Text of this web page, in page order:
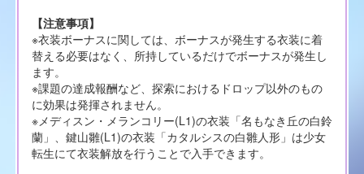
【注意事項】
※衣装ボーナスに関しては、ボーナスが発生する衣装に着
替える必要はなく、所持しているだけでボーナスが発生し
ます。
※課題の達成報酬など、探索におけるドロップ以外のもの
に効果は発揮されません。
※メディスン・メランコリー(L1)の衣装「名もなき丘の白鈴
蘭」、鍵山雛(L1)の衣装「カタルシスの白雛人形」は少女
転生にて衣装解放を行うことで入手できます。